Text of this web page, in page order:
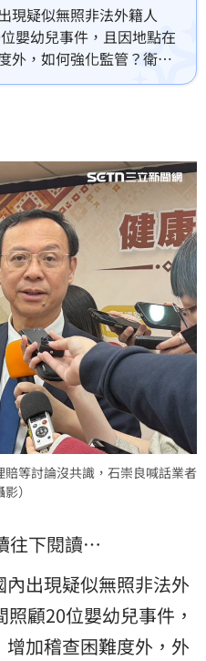
現疑似無照非法外籍人
嬰幼兒事件，且因地點在
外，如何強化監管？衛福
非法收托已違反《兒托
障孩子安全。
等討論沒共識，石崇良喊話業者
）
往下閱讀…
出現疑似無照非法外
顧20位嬰幼兒事件，
加稽查困難度外，外